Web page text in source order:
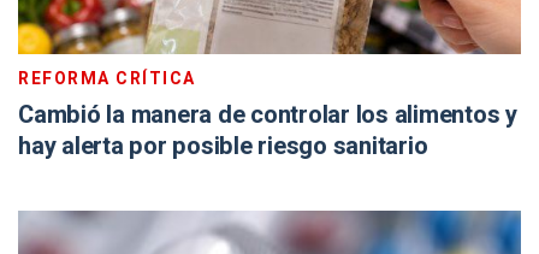
REFORMA CRÍTICA
Cambió la manera de controlar los alimentos y
hay alerta por posible riesgo sanitario